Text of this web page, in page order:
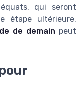
qui seront
étape ultérieure.
de demain peut